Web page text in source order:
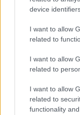
device
I want to allow
related to
I want to allow
related to
I want to allow
related to
functionality
Ο σταρ εξήγησε
είδη μουσικής»
τραγουδιών με
«Νομίζω ότι θα
αντιγράψουμε
καταγράψουμε